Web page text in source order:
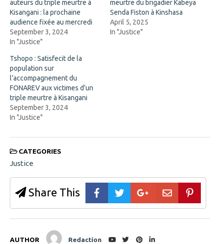
O
p
e
n
s
i
n
w
w
i
n
d
o
w
)
n
e
w
w
i
n
w
)
auteurs du triple meurtre à
Kisangani : la prochaine
audience fixée au mercredi
September 3, 2024
In "Justice"
meurtre du brigadier Kabeya
Senda Fiston à Kinshasa
April 5, 2025
In "Justice"
Tshopo : Satisfecit de la
population sur
l’accompagnement du
FONAREV aux victimes d’un
triple meurtre à Kisangani
September 3, 2024
In "Justice"
CATEGORIES
Justice
Share This
AUTHOR Redaction